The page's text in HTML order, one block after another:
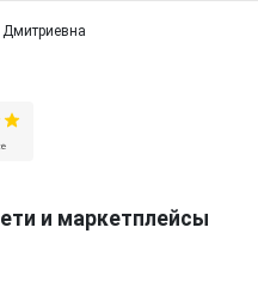
и маркетплейсы